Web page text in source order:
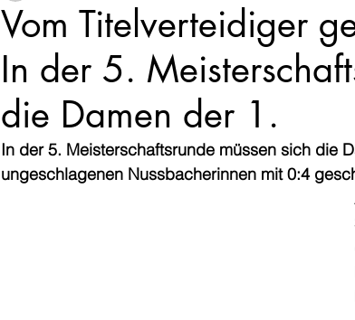
Vom Titelverteidiger
In der 5.
die Damen der 1.
In der 5. Meisterschaftsrunde müssen sich die
ungeschlagenen Nussbacherinnen mit 0:4